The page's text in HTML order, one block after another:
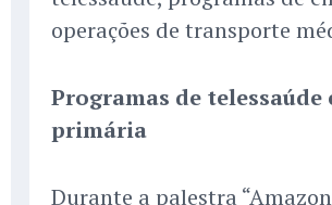
operações de transporte
Programas de telessaúde
primária
Durante a palestra